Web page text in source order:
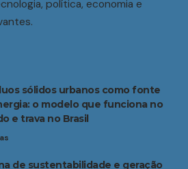
política, economia e
sólidos urbanos como fonte
o modelo que funciona no
e trava no Brasil
de sustentabilidade e geração